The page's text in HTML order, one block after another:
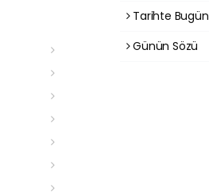
Tarihte Bugün
Günün Sözü